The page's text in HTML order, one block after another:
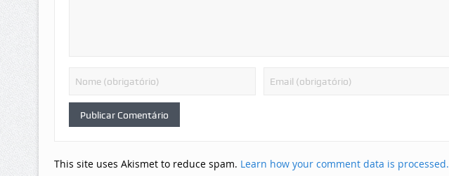
This site uses Akismet to reduce spam. Learn how your comment data is processed.